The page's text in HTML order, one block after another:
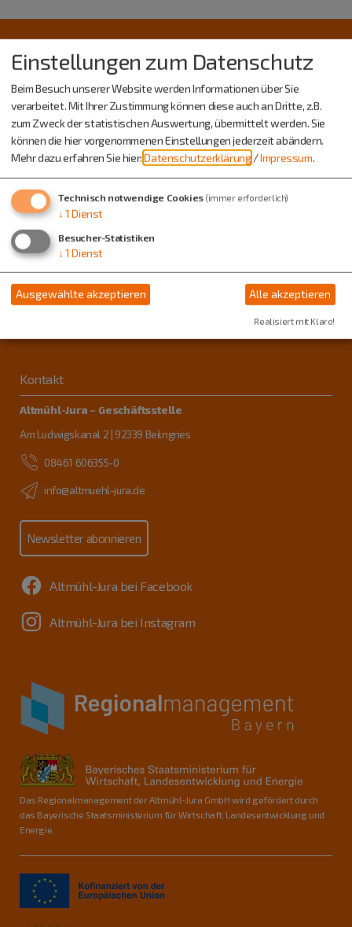
Kontakt
Altmühl-Jura – Geschäftsstelle
Am Ludwigskanal 2 | 92339 Beilngries
08461 606355-0
info@altmuehl-jura.de
Newsletter abonnieren
Altmühl-Jura bei Facebook
Altmühl-Jura bei Instagram
Das Regionalmanagement der Altmühl-Jura GmbH wird gefördert durch
das Bayerische Staatsministerium für Wirtschaft, Landesentwicklung und
Energie.
Einstellungen zum Datenschutz
Beim Besuch unserer Website werden Informationen über Sie
verarbeitet. Mit Ihrer Zustimmung können diese auch an Dritte, z.B.
zum Zweck der statistischen Auswertung, übermittelt werden. Sie
können die hier vorgenommenen Einstellungen jederzeit abändern.
Mehr dazu erfahren Sie hier:Datenschutzerklärung /Impressum.
Technisch notwendige Cookies (immer erforderlich)
↓ 1 Dienst
Besucher-Statistiken
↓ 1 Dienst
Ausgewählte akzeptieren Alle akzeptieren
Realisiert mit Klaro!